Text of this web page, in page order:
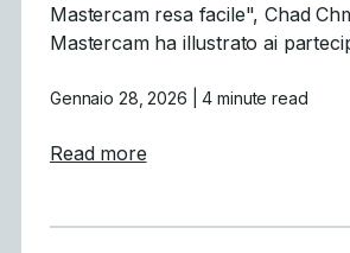
Mastercam resa facile", Chad
Mastercam ha illustrato ai
Gennaio 28, 2026 | 4 minute read
Read moreabout Cosa abbiamo